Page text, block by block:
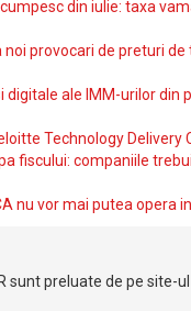
din iulie: taxa
provocari de preturi
ale IMM-urilor din
Technology Delivery
fiscului: companiile
nu vor mai putea opera
sunt preluate de pe site-